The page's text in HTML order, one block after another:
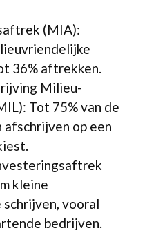
(MIA):
36% aftrekken.
Milieu-
Tot 75% van de
op een
kleine
vooral
bedrijven.